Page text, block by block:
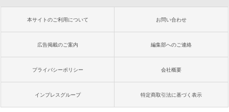
本サイトのご利用について お問い合わせ
広告掲載のご案内 編集部へのご連絡
プライバシーポリシー 会社概要
インプレスグループ 特定商取引法に基づく表示